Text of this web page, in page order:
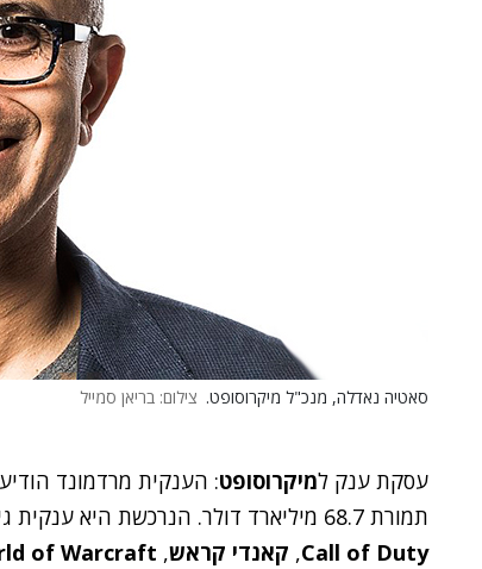
סאטיה נאדלה, מנכ"ל מיקרוסופט. צילום: בריאן סמייל
עסקת ענק למיקרוסופט: הענקית מרדמונד
תמורת 68.7 מיליארד דולר. הנרכשת היא ענקית גיימינג, שבין היתר פיתחה את המשחקים הפופולריים
Call of Duty
, קאנדי קראש,
of Warcraft